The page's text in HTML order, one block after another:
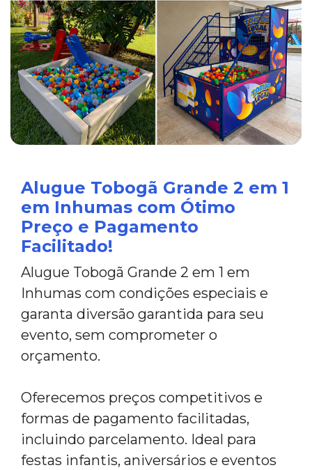
Alugue Tobogã Grande 2 em 1
em Inhumas com Ótimo
Preço e Pagamento
Facilitado!
Alugue Tobogã Grande 2 em 1 em
Inhumas com condições especiais e
garanta diversão garantida para seu
evento, sem comprometer o
orçamento.
Oferecemos preços competitivos e
formas de pagamento facilitadas,
incluindo parcelamento. Ideal para
festas infantis, aniversários e eventos